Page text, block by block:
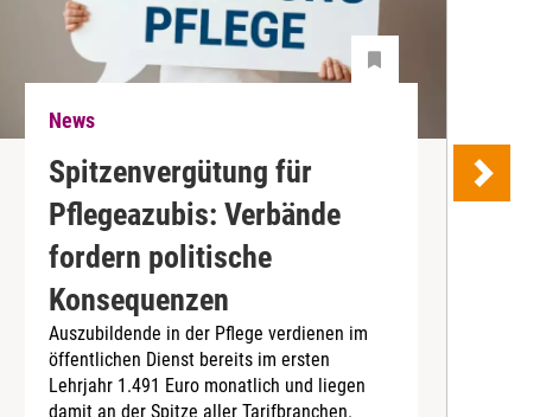
News
Spitzenvergütung für
Pflegeazubis: Verbände
fordern politische
Konsequenzen
Auszubildende in der Pflege verdienen im
öffentlichen Dienst bereits im ersten
Lehrjahr 1.491 Euro monatlich und liegen
damit an der Spitze aller Tarifbranchen.